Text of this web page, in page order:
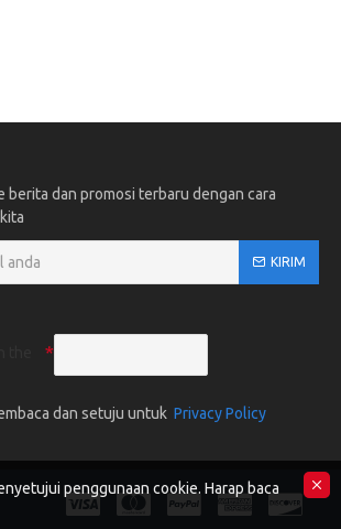
berita dan promosi terbaru dengan cara
KIRIM
dan setuju untuk Privacy Policy
penggunaan cookie. Harap baca